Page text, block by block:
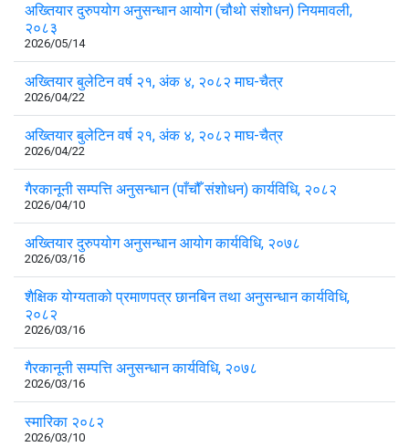
अख्तियार दुरुपयोग अनुसन्धान आयोग (चौथो संशोधन) नियमावली,
२०८३
2026/05/14
अख्तियार बुलेटिन वर्ष २१, अंक ४, २०८२ माघ-चैत्र
2026/04/22
अख्तियार बुलेटिन वर्ष २१, अंक ४, २०८२ माघ-चैत्र
2026/04/22
गैरकानूनी सम्पत्ति अनुसन्धान (पाँचौँ संशोधन) कार्यविधि, २०८२
2026/04/10
अख्तियार दुरुपयोग अनुसन्धान आयोग कार्यविधि, २०७८
2026/03/16
शैक्षिक योग्यताको प्रमाणपत्र छानबिन तथा अनुसन्धान कार्यविधि,
२०८२
2026/03/16
गैरकानूनी सम्पत्ति अनुसन्धान कार्यविधि, २०७८
2026/03/16
स्मारिका २०८२
2026/03/10